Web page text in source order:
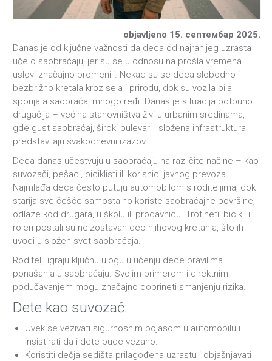
objavljeno 15. септембар 2025.
Danas je od ključne važnosti da deca od najranijeg uzrasta
uče o saobraćaju, jer su se u odnosu na prošla vremena
uslovi značajno promenili. Nekad su se deca slobodno i
bezbrižno kretala kroz sela i prirodu, dok su vozila bila
sporija a saobraćaj mnogo ređi. Danas je situacija potpuno
drugačija – većina stanovništva živi u urbanim sredinama,
gde gust saobraćaj, široki bulevari i složena infrastruktura
predstavljaju svakodnevni izazov.
Deca danas učestvuju u saobraćaju na različite načine – kao
suvozači, pešaci, biciklisti ili korisnici javnog prevoza.
Najmlađa deca često putuju automobilom s roditeljima, dok
starija sve češće samostalno koriste saobraćajne površine,
odlaze kod drugara, u školu ili prodavnicu. Trotineti, bicikli i
roleri postali su neizostavan deo njihovog kretanja, što ih
uvodi u složen svet saobraćaja.
Roditelji igraju ključnu ulogu u učenju dece pravilima
ponašanja u saobraćaju. Svojim primerom i direktnim
podučavanjem mogu značajno doprineti smanjenju rizika.
Dete kao suvozač:
Uvek se vezivati sigurnosnim pojasom u automobilu i
insistirati da i dete bude vezano.
Koristiti dečja sedišta prilagođena uzrastu i objašnjavati